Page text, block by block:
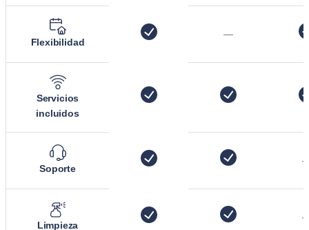
Flexibilidad
—
Servicios
incluidos
Soporte
Limpieza